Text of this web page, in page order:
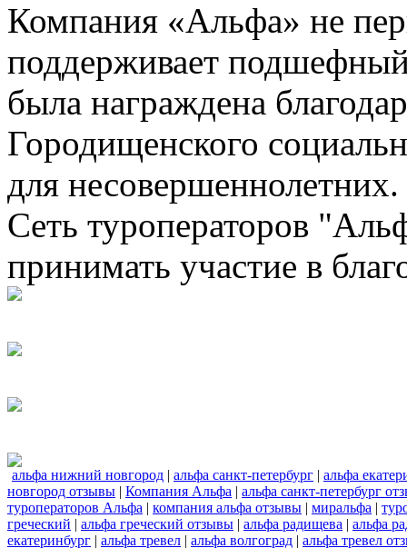
Компания «Альфа» не
поддерживает подшефный
была награждена
Городищенского
для несовершеннолетних.
Сеть туроператоров
принимать участие в
альфа нижний новгород | альфа санкт-петербург | альфа
новгород отзывы | Компания Альфа | альфа санкт-петербург
туроператоров Альфа | компания альфа отзывы | миральфа |
греческий | альфа греческий отзывы | альфа радищева | альфа
екатеринбург | альфа тревел | альфа волгоград | альфа тревел